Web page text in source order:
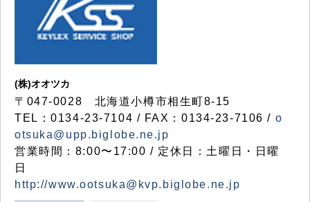
(株)オオツカ
〒047-0028 北海道小樽市相生町8-15
TEL：0134-23-7104 / FAX：0134-23-7106 / o
otsuka@upp.biglobe.ne.jp
営業時間：8:00〜17:00 / 定休日：土曜日・日曜
日
http://www.ootsuka@kvp.biglobe.ne.jp